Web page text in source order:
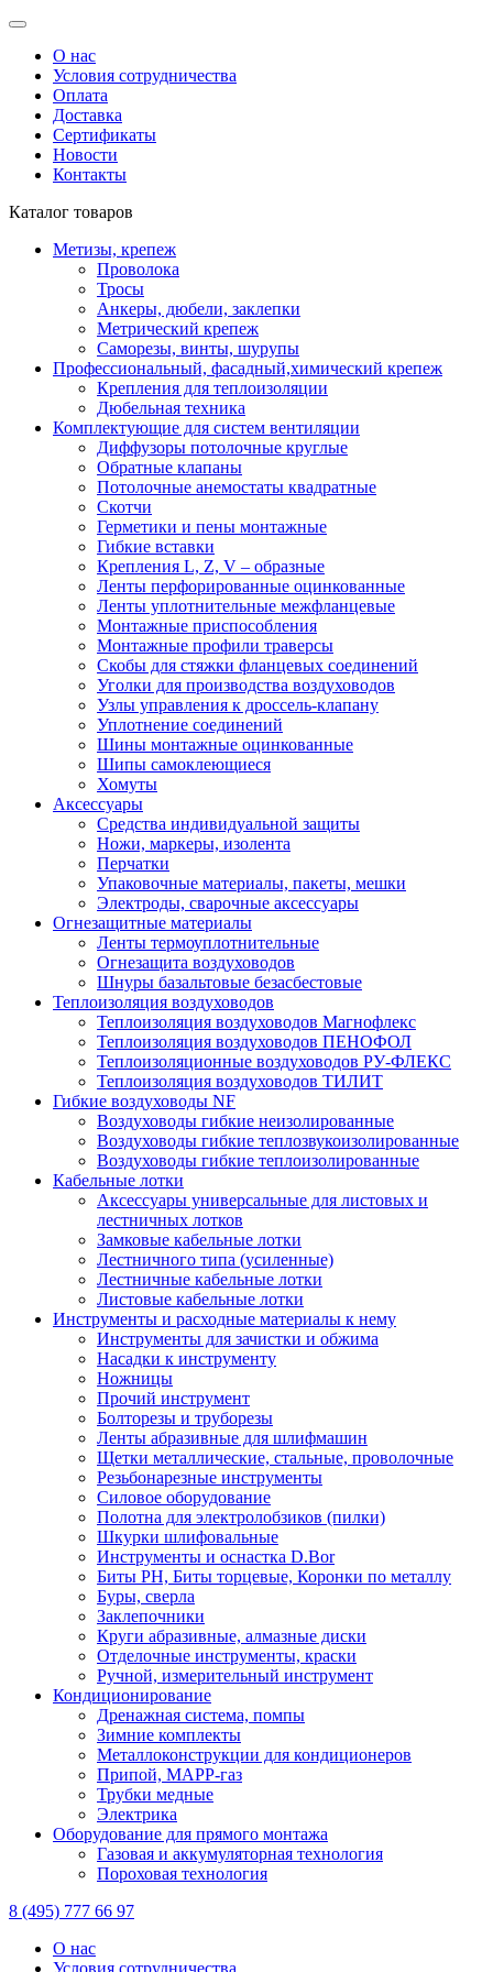
О нас
Условия сотрудничества
Оплата
Доставка
Сертификаты
Новости
Контакты
Каталог товаров
Метизы, крепеж
Проволока
Тросы
Анкеры, дюбели, заклепки
Метрический крепеж
Саморезы, винты, шурупы
Профессиональный, фасадный,химический крепеж
Крепления для теплоизоляции
Дюбельная техника
Комплектующие для систем вентиляции
Диффузоры потолочные круглые
Обратные клапаны
Потолочные анемостаты квадратные
Скотчи
Герметики и пены монтажные
Гибкие вставки
Крепления L, Z, V – образные
Ленты перфорированные оцинкованные
Ленты уплотнительные межфланцевые
Монтажные приспособления
Монтажные профили траверсы
Скобы для стяжки фланцевых соединений
Уголки для производства воздуховодов
Узлы управления к дроссель-клапану
Уплотнение соединений
Шины монтажные оцинкованные
Шипы самоклеющиеся
Хомуты
Аксессуары
Средства индивидуальной защиты
Ножи, маркеры, изолента
Перчатки
Упаковочные материалы, пакеты, мешки
Электроды, сварочные аксессуары
Огнезащитные материалы
Ленты термоуплотнительные
Огнезащита воздуховодов
Шнуры базальтовые безасбестовые
Теплоизоляция воздуховодов
Теплоизоляция воздуховодов Магнофлекс
Теплоизоляция воздуховодов ПЕНОФОЛ
Теплоизоляционные воздуховодов РУ-ФЛЕКС
Теплоизоляция воздуховодов ТИЛИТ
Гибкие воздуховоды NF
Воздуховоды гибкие неизолированные
Воздуховоды гибкие теплозвукоизолированные
Воздуховоды гибкие теплоизолированные
Кабельные лотки
Аксессуары универсальные для листовых и
лестничных лотков
Замковые кабельные лотки
Лестничного типа (усиленные)
Лестничные кабельные лотки
Листовые кабельные лотки
Инструменты и расходные материалы к нему
Инструменты для зачистки и обжима
Насадки к инструменту
Ножницы
Прочий инструмент
Болторезы и труборезы
Ленты абразивные для шлифмашин
Щетки металлические, стальные, проволочные
Резьбонарезные инструменты
Силовое оборудование
Полотна для электролобзиков (пилки)
Шкурки шлифовальные
Инструменты и оснастка D.Bor
Биты PH, Биты торцевые, Коронки по металлу
Буры, сверла
Заклепочники
Круги абразивные, алмазные диски
Отделочные инструменты, краски
Ручной, измерительный инструмент
Кондиционирование
Дренажная система, помпы
Зимние комплекты
Металлоконструкции для кондиционеров
Припой, МАРР-газ
Трубки медные
Электрика
Оборудование для прямого монтажа
Газовая и аккумуляторная технология
Пороховая технология
8 (495) 777 66 97
О нас
Условия сотрудничества